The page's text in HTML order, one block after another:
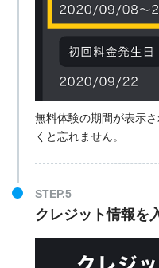
無料体験の期間が表示
くと忘れません。
STEP.5
クレジット情報を